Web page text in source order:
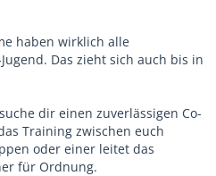
haben wirklich alle
Das zieht sich auch bis in
dir einen zuverlässigen Co-
Training zwischen euch
oder einer leitet das
für Ordnung.